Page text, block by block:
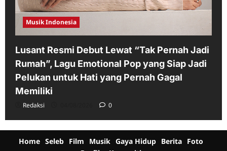
Musik Indonesia
Lusant Resmi Debut Lewat “Tak Pernah Jadi
Rumah”, Lagu Emotional Pop yang Siap Jadi
Pelukan untuk Hati yang Pernah Gagal
Memiliki
Redaksi 0
Home Seleb Film Musik Gaya Hidup Berita Foto